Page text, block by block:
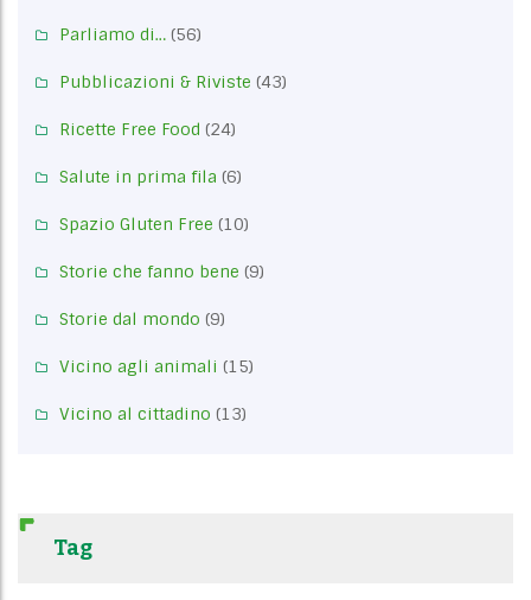
Parliamo di… (56)
Pubblicazioni & Riviste (43)
Ricette Free Food (24)
Salute in prima fila (6)
Spazio Gluten Free (10)
Storie che fanno bene (9)
Storie dal mondo (9)
Vicino agli animali (15)
Vicino al cittadino (13)
Tag